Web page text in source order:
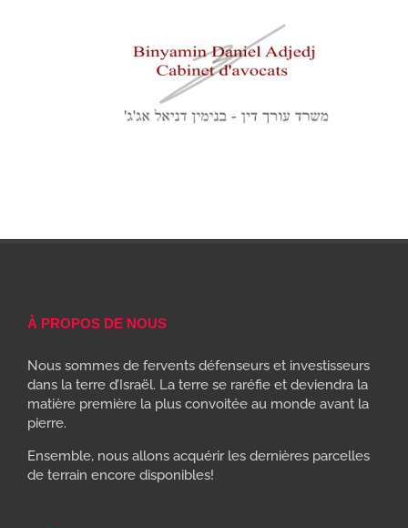
À PROPOS DE NOUS
Nous sommes de fervents défenseurs et investisseurs
dans la terre d’Israël. La terre se raréfie et deviendra la
matière première la plus convoitée au monde avant la
pierre.
Ensemble, nous allons acquérir les dernières parcelles
de terrain encore disponibles!